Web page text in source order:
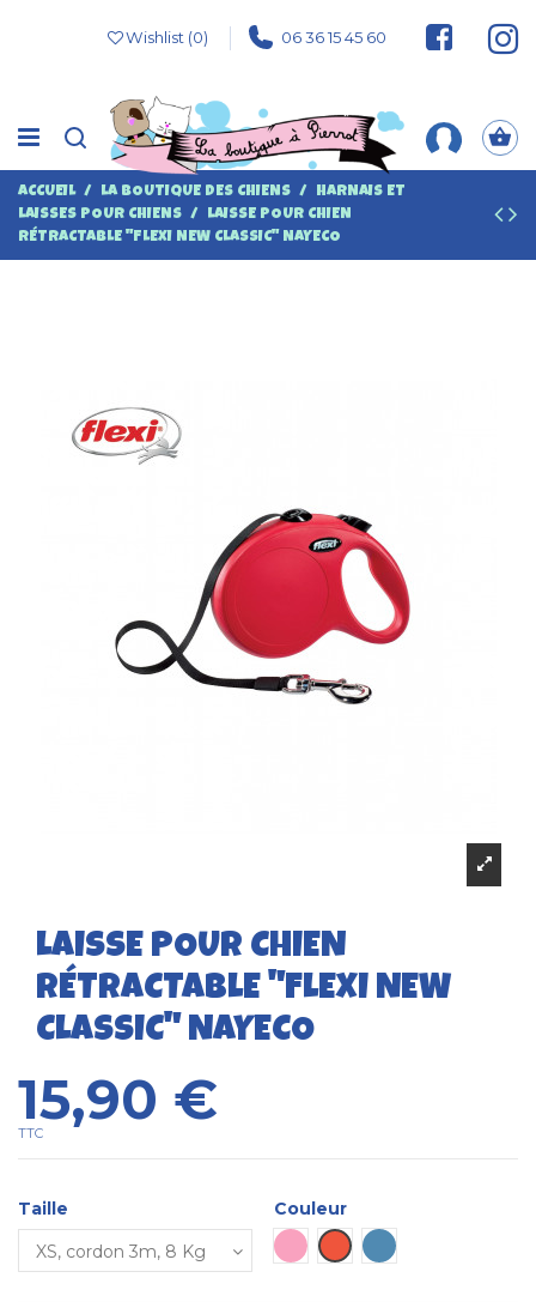
Wishlist (0) 06 36 15 45 60
ACCUEIL LA BOUTIQUE DES CHIENS
HARNAIS ET
LAISSES POUR CHIENS
LAISSE POUR CHIEN
RÉTRACTABLE "FLEXI NEW CLASSIC" NAYECO
LAISSE POUR CHIEN
RÉTRACTABLE "FLEXI NEW
CLASSIC" NAYECO
15,90 €
TTC
Taille
Couleur
Rose
Rouge Bleue